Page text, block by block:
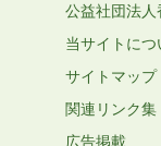
公益社団法人
当サイトにつ
サイトマップ
関連リンク集
広告掲載